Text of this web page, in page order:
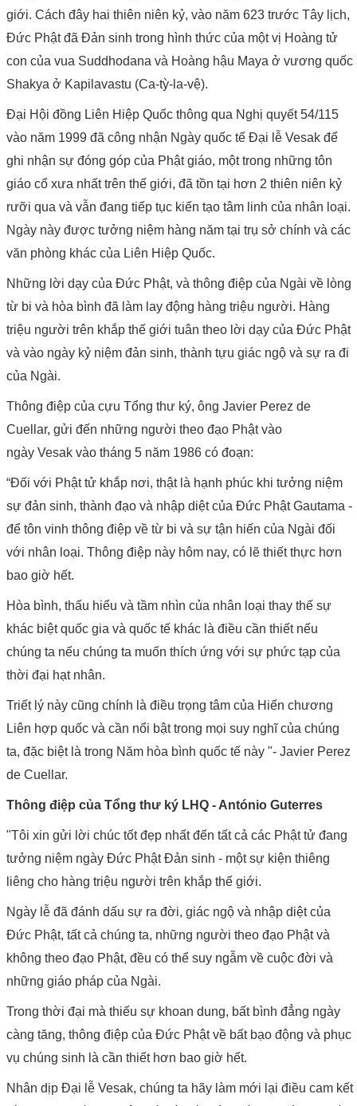
giới. Cách đây hai thiên niên kỷ, vào năm 623 trước Tây lịch,
Đức Phật đã Đản sinh trong hình thức của một vị Hoàng tử
con của vua Suddhodana và Hoàng hậu Maya ở vương quốc
Shakya ở Kapilavastu (Ca-tỳ-la-vệ).
Đại Hội đồng Liên Hiệp Quốc thông qua Nghị quyết 54/115
vào năm 1999 đã công nhận Ngày quốc tế Đại lễ Vesak để
ghi nhận sự đóng góp của Phật giáo, một trong những tôn
giáo cổ xưa nhất trên thế giới, đã tồn tại hơn 2 thiên niên kỷ
rưỡi qua và vẫn đang tiếp tục kiến tạo tâm linh của nhân loại.
Ngày này được tưởng niệm hàng năm tại trụ sở chính và các
văn phòng khác của Liên Hiệp Quốc.
Những lời dạy của Đức Phật, và thông điệp của Ngài về lòng
từ bi và hòa bình đã làm lay động hàng triệu người. Hàng
triệu người trên khắp thế giới tuân theo lời dạy của Đức Phật
và vào ngày kỷ niệm đản sinh, thành tựu giác ngộ và sự ra đi
của Ngài.
Thông điệp của cựu Tổng thư ký, ông Javier Perez de
Cuellar, gửi đến những người theo đạo Phật vào
ngày Vesak vào tháng 5 năm 1986 có đoạn:
“Đối với Phật tử khắp nơi, thật là hạnh phúc khi tưởng niệm
sự đản sinh, thành đạo và nhập diệt của Đức Phật Gautama -
để tôn vinh thông điệp về từ bi và sự tận hiến của Ngài đối
với nhân loại. Thông điệp này hôm nay, có lẽ thiết thực hơn
bao giờ hết.
Hòa bình, thấu hiểu và tầm nhìn của nhân loại thay thế sự
khác biệt quốc gia và quốc tế khác là điều cần thiết nếu
chúng ta nếu chúng ta muốn thích ứng với sự phức tạp của
thời đại hạt nhân.
Triết lý này cũng chính là điều trọng tâm của Hiến chương
Liên hợp quốc và cần nổi bật trong mọi suy nghĩ của chúng
ta, đặc biệt là trong Năm hòa bình quốc tế này "- Javier Perez
de Cuellar.
Thông điệp của Tổng thư ký LHQ - António Guterres
"Tôi xin gửi lời chúc tốt đẹp nhất đến tất cả các Phật tử đang
tưởng niệm ngày Đức Phật Đản sinh - một sự kiện thiêng
liêng cho hàng triệu người trên khắp thế giới.
Ngày lễ đã đánh dấu sự ra đời, giác ngộ và nhập diệt của
Đức Phật, tất cả chúng ta, những người theo đạo Phật và
không theo đạo Phật, đều có thể suy ngẫm về cuộc đời và
những giáo pháp của Ngài.
Trong thời đại mà thiếu sự khoan dung, bất bình đẳng ngày
càng tăng, thông điệp của Đức Phật về bất bạo động và phục
vụ chúng sinh là cần thiết hơn bao giờ hết.
Nhân dịp Đại lễ Vesak, chúng ta hãy làm mới lại điều cam kết